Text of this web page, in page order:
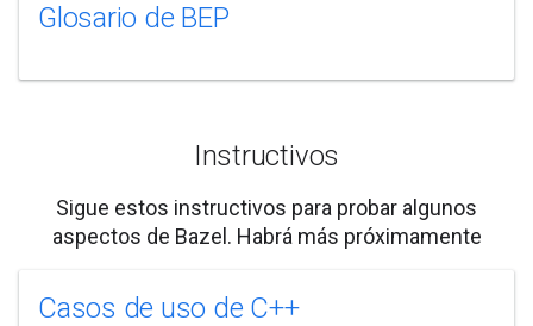
Glosario de BEP
Instructivos
Sigue estos instructivos para probar algunos
aspectos de Bazel. Habrá más próximamente
Casos de uso de C++